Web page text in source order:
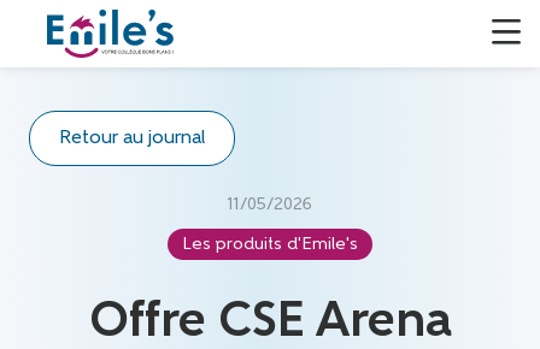
Retour au journal
11/05/2026
Les produits d'Emile's
Offre CSE Arena